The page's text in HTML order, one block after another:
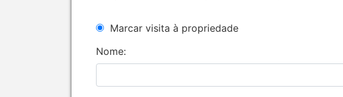
Marcar visita à propriedade
Nome: